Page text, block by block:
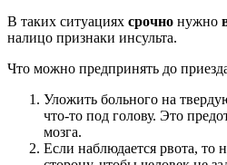
В таких ситуациях срочно нужно
налицо признаки инсульта.
Что можно предпринять до
Уложить больного на
что-то под голову. Это
мозга.
Если наблюдается рвота, то